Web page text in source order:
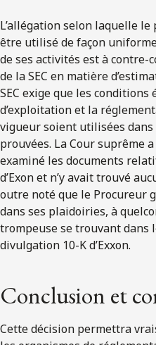
L’allégation selon laquelle
être utilisé de façon
de ses activités est à
de la SEC en matière
SEC exige que les conditions
d’exploitation et la
vigueur soient utilisées
prouvées. La Cour suprême
examiné les documents
d’Exon et n’y avait trouvé
outre noté que le Procureur
dans ses plaidoiries, à
trompeuse se trouvant dans
divulgation 10-K d’Exxon.
Conclusion et
Cette décision permettra